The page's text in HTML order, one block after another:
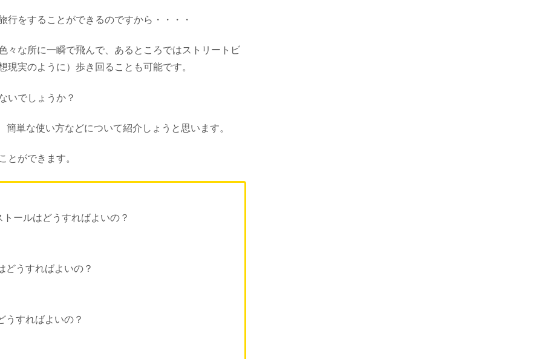
をすることができるのですから・・・・
々な所に一瞬で飛んで、あるところではストリートビ
実のように）歩き回ることも可能です。
いでしょうか？
単な使い方などについて紹介しょうと思います。
とができます。
ールはどうすればよいの？
うすればよいの？
すればよいの？